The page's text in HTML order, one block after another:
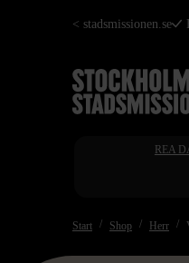
Hoppa< stadsmissionen.se
REA
Start Shop Herr